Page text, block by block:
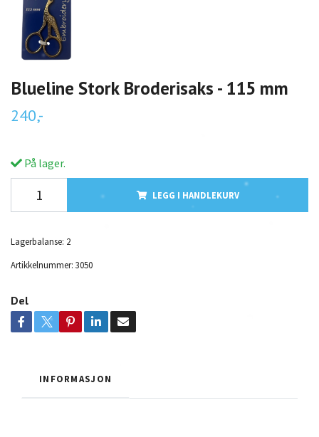
Blueline Stork Broderisaks - 115 mm
240,-
På lager.
LEGG I HANDLEKURV
Lagerbalanse: 2
Artikkelnummer: 3050
Del
INFORMASJON